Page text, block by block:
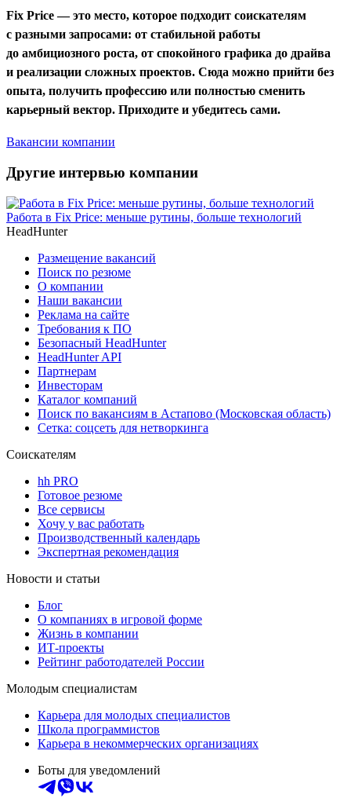
Fix Price — это место, которое подходит соискателям
с разными запросами: от стабильной работы
до амбициозного роста, от спокойного графика до драйва
и реализации сложных проектов. Сюда можно прийти без
опыта, получить профессию или полностью сменить
карьерный вектор. Приходите и убедитесь сами.
Вакансии компании
Другие интервью компании
Работа в Fix Price: меньше рутины, больше технологий
HeadHunter
Размещение вакансий
Поиск по резюме
О компании
Наши вакансии
Реклама на сайте
Требования к ПО
Безопасный HeadHunter
HeadHunter API
Партнерам
Инвесторам
Каталог компаний
Поиск по вакансиям в Астапово (Московская область)
Сетка: соцсеть для нетворкинга
Соискателям
hh PRO
Готовое резюме
Все сервисы
Хочу у вас работать
Производственный календарь
Экспертная рекомендация
Новости и статьи
Блог
О компаниях в игровой форме
Жизнь в компании
ИТ-проекты
Рейтинг работодателей России
Молодым специалистам
Карьера для молодых специалистов
Школа программистов
Карьера в некоммерческих организациях
Боты для уведомлений